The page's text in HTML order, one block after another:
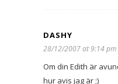
DASHY
28/12/2007 at 9:14 pm
Om din Edith är
hur avis jag är ;)